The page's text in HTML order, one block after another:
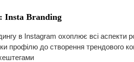
Insta Branding
в Instagram охоплює всі аспекти
профілю до створення трендового